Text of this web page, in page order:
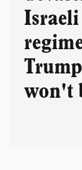
Israeli
won't